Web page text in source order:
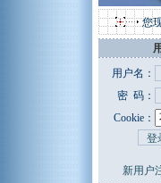
您
用户名：
密 码：
Cookie：
新用户